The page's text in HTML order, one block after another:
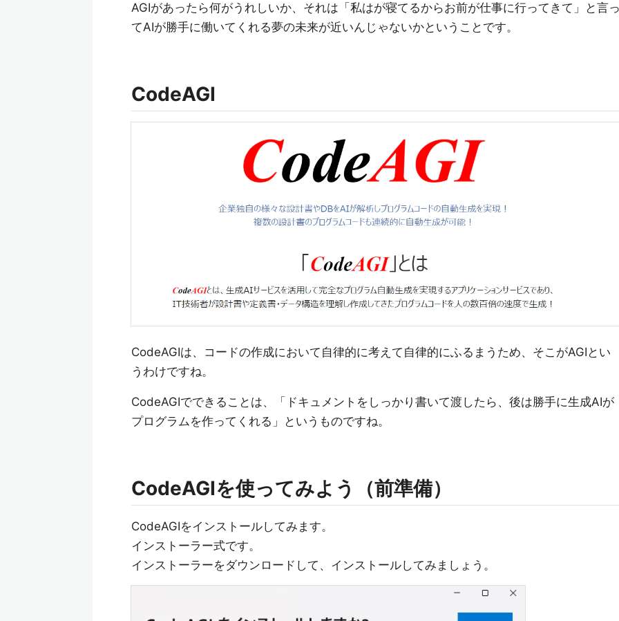
AGIがあったら何がうれしいか、それは「私はが寝てるからお前が仕事に行ってきて」と言
てAIが勝手に働いてくれる夢の未来が近いんじゃないかということです。
CodeAGI
CodeAGIは、コードの作成において自律的に考えて自律的にふるまうため、そこがAGIとい
うわけですね。
CodeAGIでできることは、「ドキュメントをしっかり書いて渡したら、後は勝手に生成AIが
プログラムを作ってくれる」というものですね。
CodeAGIを使ってみよう（前準備）
CodeAGIをインストールしてみます。
インストーラー式です。
インストーラーをダウンロードして、インストールしてみましょう。